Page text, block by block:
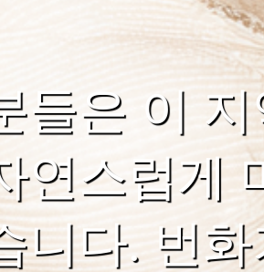
들은 이
연스럽게
니다. 번